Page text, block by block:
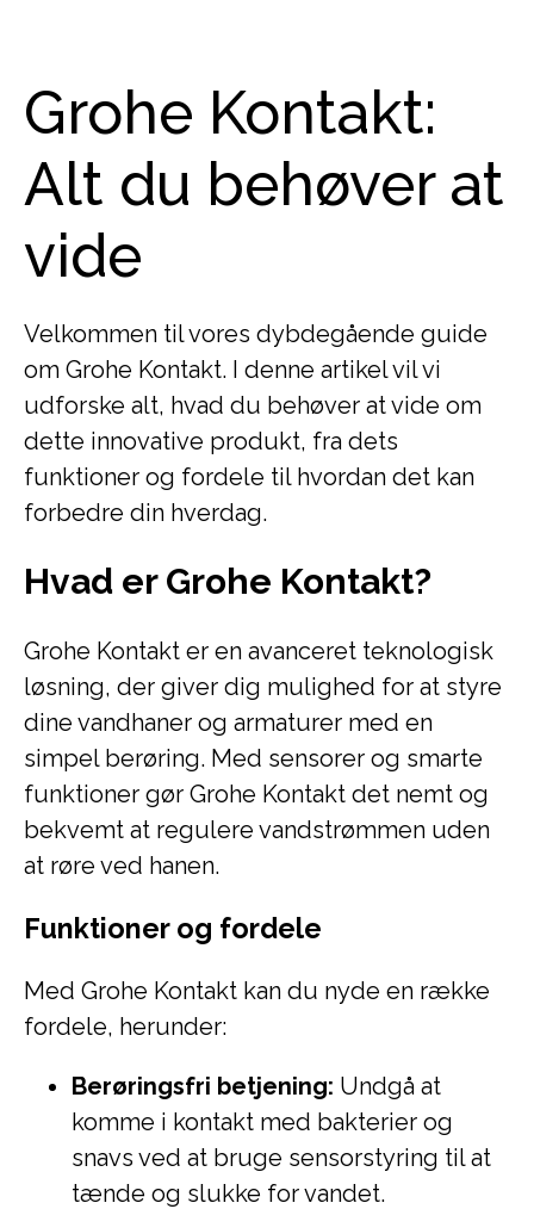
Grohe Kontakt:
Alt du behøver at
vide
Velkommen til vores dybdegående guide
om Grohe Kontakt. I denne artikel vil vi
udforske alt, hvad du behøver at vide om
dette innovative produkt, fra dets
funktioner og fordele til hvordan det kan
forbedre din hverdag.
Hvad er Grohe Kontakt?
Grohe Kontakt er en avanceret teknologisk
løsning, der giver dig mulighed for at styre
dine vandhaner og armaturer med en
simpel berøring. Med sensorer og smarte
funktioner gør Grohe Kontakt det nemt og
bekvemt at regulere vandstrømmen uden
at røre ved hanen.
Funktioner og fordele
Med Grohe Kontakt kan du nyde en række
fordele, herunder:
Berøringsfri betjening: Undgå at
komme i kontakt med bakterier og
snavs ved at bruge sensorstyring til at
tænde og slukke for vandet.